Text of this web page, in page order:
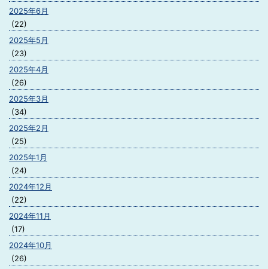
2025年6月
(22)
2025年5月
(23)
2025年4月
(26)
2025年3月
(34)
2025年2月
(25)
2025年1月
(24)
2024年12月
(22)
2024年11月
(17)
2024年10月
(26)